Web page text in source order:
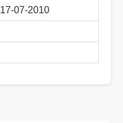
17-07-2010